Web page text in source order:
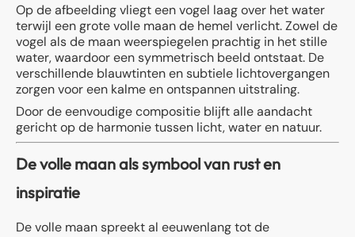
Op de afbeelding vliegt een vogel laag over het water
terwijl een grote volle maan de hemel verlicht. Zowel de
vogel als de maan weerspiegelen prachtig in het stille
water, waardoor een symmetrisch beeld ontstaat. De
verschillende blauwtinten en subtiele lichtovergangen
zorgen voor een kalme en ontspannen uitstraling.
Door de eenvoudige compositie blijft alle aandacht
gericht op de harmonie tussen licht, water en natuur.
De volle maan als symbool van rust en
inspiratie
De volle maan spreekt al eeuwenlang tot de